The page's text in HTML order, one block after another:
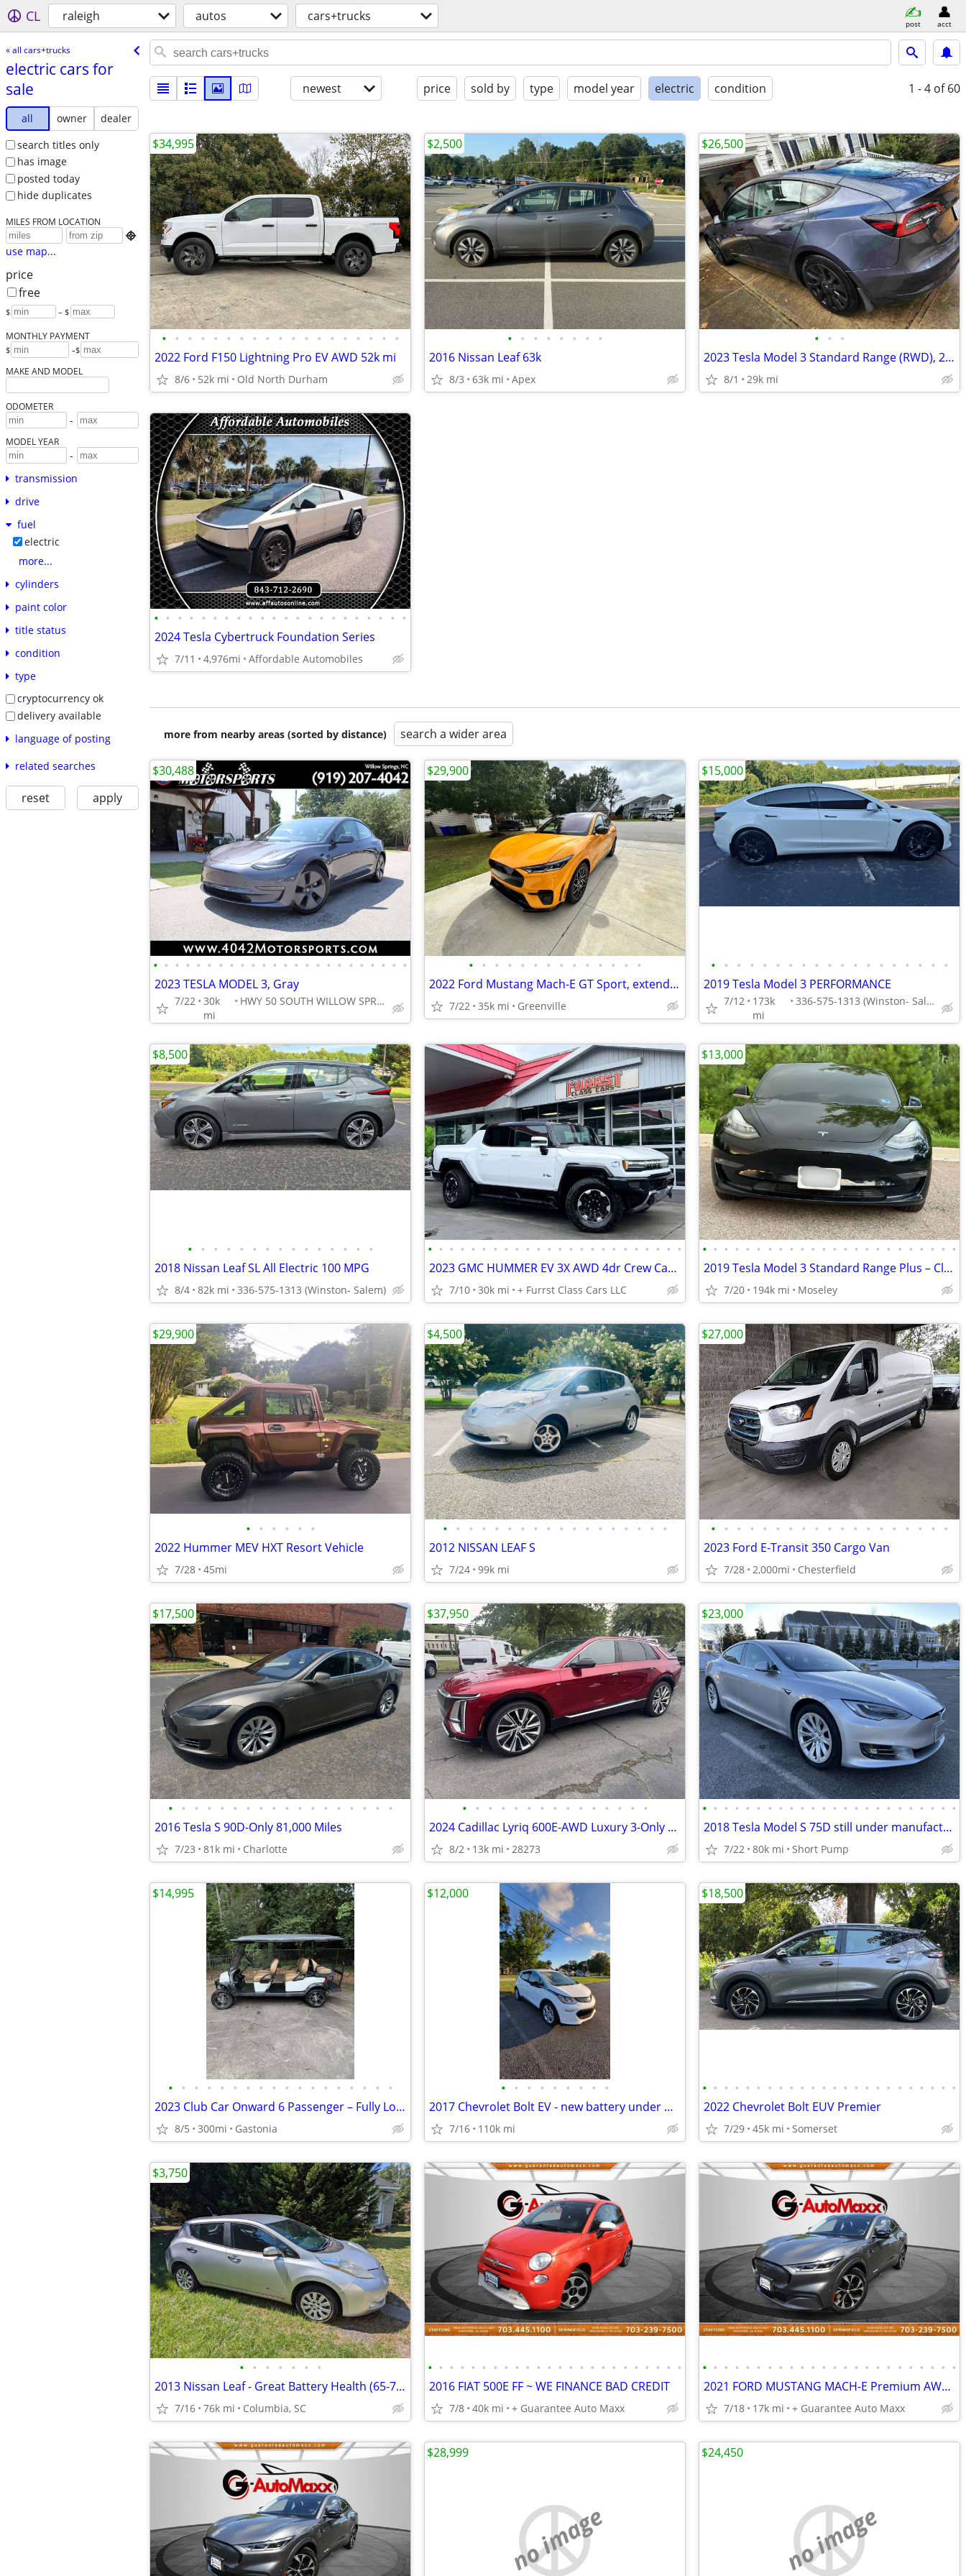
CL raleigh autos cars+trucks post acct
« all cars+trucks
electric cars for
sale
all owner
dealer
search titles only
has image
posted today
hide duplicates
MILES FROM LOCATION

use map...
price
free
$ – $
MONTHLY PAYMENT
$ -$
MAKE AND MODEL
ODOMETER
-
MODEL YEAR
-
transmission
drive
fuel
electric
more...
cylinders
paint color
title status
condition
type
cryptocurrency ok
delivery available
language of posting
related searches
reset apply
newest price sold by type model year electric condition 1 - 4 of 60
• • • • • • • • • • • • • • • • • • •
2022 Ford F150 Lightning Pro EV AWD 52k mi
8/6 52k mi Old North Durham
$34,995
• • • • • • • •
2016 Nissan Leaf 63k
8/3 63k mi Apex
$2,500
• • •
2023 Tesla Model 3 Standard Range (RWD), 28k miles
8/1 29k mi
$26,500
• • • • • • • • • • • • • • • • • • • • • •
2024 Tesla Cybertruck Foundation Series
7/11 4,976mi Affordable Automobiles
more from nearby areas (sorted by distance) search a wider area
• • • • • • • • • • • • • • • • • • • • • • • •
2023 TESLA MODEL 3, Gray
7/22 30k
mi
HWY 50 SOUTH WILLOW SPRINGS
$30,488
• • • • • • • • • • • • • •
2022 Ford Mustang Mach-E GT Sport, extended manufacturer warranty
7/22 35k mi Greenville
$29,900
• • • • • • • • • • • • • • • • • • •
2019 Tesla Model 3 PERFORMANCE
7/12
173k
mi
336-575-1313 (Winston- Salem)
$15,000
• • • • • • • • • • • • • • •
2018 Nissan Leaf SL All Electric 100 MPG
8/4 82k mi 336-575-1313 (Winston- Salem)
$8,500
• • • • • • • • • • • • • • • • • • • • • • • •
2023 GMC HUMMER EV 3X AWD 4dr Crew Cab 5 ft. SB -CALL/TEXT TODAY!!!!
7/10 30k mi + Furrst Class Cars LLC
• • • • • • • • • • • • • • • • • • • • • • • •
2019 Tesla Model 3 Standard Range Plus – Clean, Well Cared For
7/20 194k mi Moseley
$13,000
• • • • • •
2022 Hummer MEV HXT Resort Vehicle
7/28 45mi
$29,900
• • • • • • • • • • • • • • • • • •
2012 NISSAN LEAF S
7/24 99k mi
$4,500
• • • • • • • • • • • • • • • • • • •
2023 Ford E-Transit 350 Cargo Van
7/28 2,000mi Chesterfield
$27,000
• • • • • • • • • • • • • • • • • •
2016 Tesla S 90D-Only 81,000 Miles
7/23 81k mi Charlotte
$17,500
• • • • • • • • • • • • • • •
2024 Cadillac Lyriq 600E-AWD Luxury 3-Only 13K-The Deal of All Deals !
8/2 13k mi 28273
$37,950
• • • • • • • • • • • • • • • • • • • • • • • •
2018 Tesla Model S 75D still under manufacture warranty
7/22 80k mi Short Pump
$23,000
• • • • • • • • • • • • • • • • • •
2023 Club Car Onward 6 Passenger – Fully Loaded – Electric – Like New
8/5 300mi Gastonia
$14,995
• • • • • • • • •
2017 Chevrolet Bolt EV - new battery under warranty
7/16 110k mi
$12,000
• • • • • • • • • • • • • • • • • • • • • • • •
2022 Chevrolet Bolt EUV Premier
7/29 45k mi Somerset
$18,500
• • • • • • •
2013 Nissan Leaf - Great Battery Health (65-70 Mile Range!) - 76k Mi
7/16 76k mi Columbia, SC
$3,750
• • • • • • • • • • • • • • • • • • • • • • • •
2016 FIAT 500E FF ~ WE FINANCE BAD CREDIT
7/8 40k mi + Guarantee Auto Maxx
• • • • • • • • • • • • • • • • • • • • • • • •
2021 FORD MUSTANG MACH-E Premium AWD ~ WE FINANCE BAD CREDIT
7/18 17k mi + Guarantee Auto Maxx
no image
$28,999
no image
$24,450